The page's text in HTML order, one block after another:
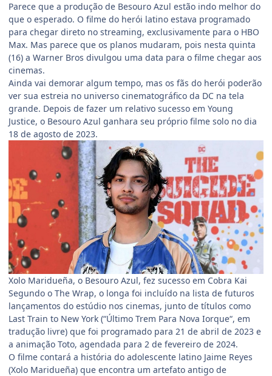
Parece que a produção de Besouro Azul estão indo melhor do
que o esperado. O filme do herói latino estava programado
para chegar direto no streaming, exclusivamente para o HBO
Max. Mas parece que os planos mudaram, pois nesta quinta
(16) a Warner Bros divulgou uma data para o filme chegar aos
cinemas.
Ainda vai demorar algum tempo, mas os fãs do herói poderão
ver sua estreia no universo cinematográfico da DC na tela
grande. Depois de fazer um relativo sucesso em Young
Justice, o Besouro Azul ganhara seu próprio filme solo no dia
18 de agosto de 2023.
Xolo Maridueña, o Besouro Azul, fez sucesso em Cobra Kai
Segundo o The Wrap, o longa foi incluído na lista de futuros
lançamentos do estúdio nos cinemas, junto de títulos como
Last Train to New York (“Último Trem Para Nova Iorque“, em
tradução livre) que foi programado para 21 de abril de 2023 e
a animação Toto, agendada para 2 de fevereiro de 2024.
O filme contará a história do adolescente latino Jaime Reyes
(Xolo Maridueña) que encontra um artefato antigo de